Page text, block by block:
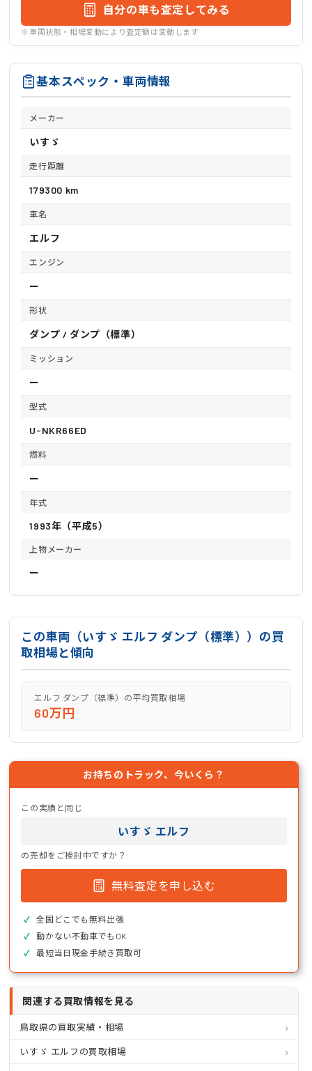
自分の車も査定してみる
※車両状態・相場変動により査定額は変動します
基本スペック・車両情報
メーカー
いすゞ
走行距離
179300 km
車名
エルフ
エンジン
ー
形状
ダンプ / ダンプ（標準）
ミッション
ー
型式
U-NKR66ED
燃料
ー
年式
1993年（平成5）
上物メーカー
ー
この車両（いすゞ エルフ ダンプ（標準））の買
取相場と傾向
エルフ ダンプ（標準）の平均買取相場
60万円
お持ちのトラック、今いくら？
この実績と同じ
いすゞ エルフ
の売却をご検討中ですか？
無料査定を申し込む
全国どこでも無料出張
動かない不動車でもOK
最短当日現金手続き買取可
関連する買取情報を見る
鳥取県の買取実績・相場
いすゞ エルフの買取相場